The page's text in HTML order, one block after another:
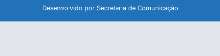
Desenvolvido por Secretaria de Comunicação